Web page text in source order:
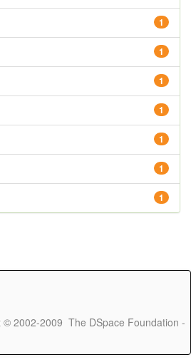
1
1
1
1
1
1
1
© 2002-2009 The DSpace Foundation -